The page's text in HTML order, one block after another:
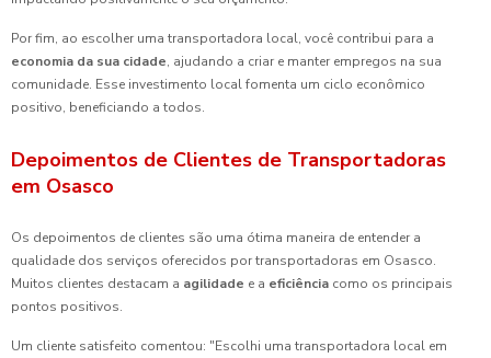
Por fim, ao escolher uma transportadora local, você contribui para a
economia da sua cidade, ajudando a criar e manter empregos na sua
comunidade. Esse investimento local fomenta um ciclo econômico
positivo, beneficiando a todos.
Depoimentos de Clientes de Transportadoras
em Osasco
Os depoimentos de clientes são uma ótima maneira de entender a
qualidade dos serviços oferecidos por transportadoras em Osasco.
Muitos clientes destacam a agilidade e a eficiência como os principais
pontos positivos.
Um cliente satisfeito comentou: "Escolhi uma transportadora local em